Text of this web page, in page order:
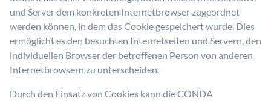
und Server dem konkreten Internetbrowser zugeordnet
werden können, in dem das Cookie gespeichert wurde. Dies
ermöglicht es den besuchten Internetseiten und Servern, den
individuellen Browser der betroffenen Person von anderen
Internetbrowsern zu unterscheiden.
Durch den Einsatz von Cookies kann die CONDA